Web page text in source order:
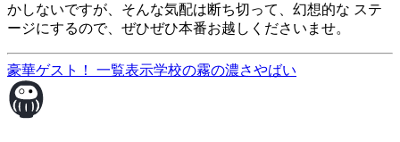
かしないですが、そんな気配は断ち切って、幻想的な ステ
ージにするので、ぜひぜひ本番お越しくださいませ。
豪華ゲスト！ 一覧表示学校の霧の濃さやばい